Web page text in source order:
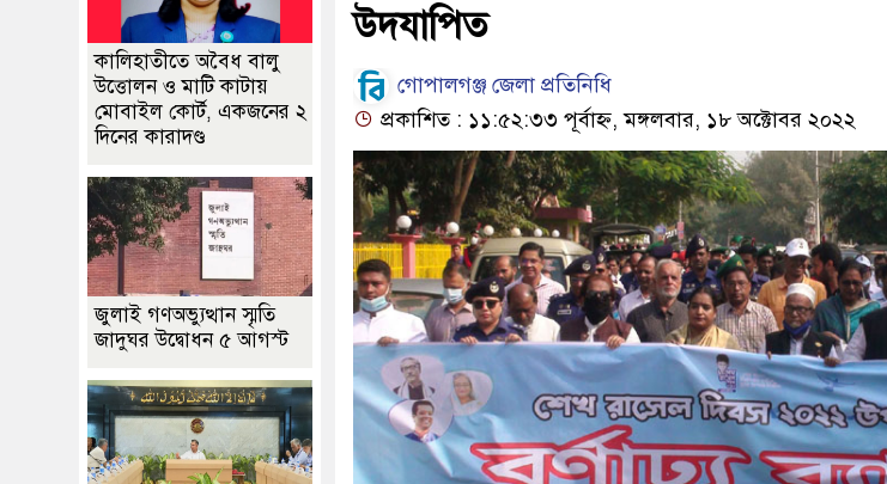
উদযাপিত
গোপালগঞ্জ জেলা প্রতিনিধি
প্রকাশিত : ১১:৫২:৩৩ পূর্বাহ্ন, মঙ্গলবার, ১৮ অক্টোবর ২০২২
কালিহাতীতে অবৈধ বালু
উত্তোলন ও মাটি কাটায়
মোবাইল কোর্ট, একজনের ২
দিনের কারাদণ্ড
জুলাই গণঅভ্যুত্থান স্মৃতি
জাদুঘর উদ্বোধন ৫ আগস্ট